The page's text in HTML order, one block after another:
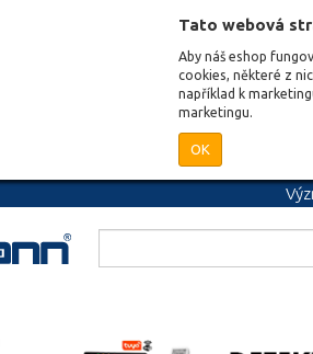
Tato webová
Aby náš eshop
cookies, některé z
například k
marketingu.
OK